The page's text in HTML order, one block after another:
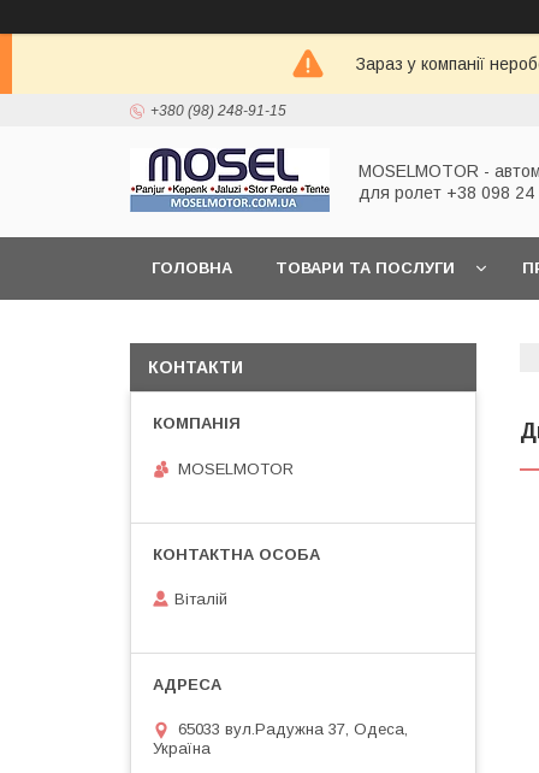
Зараз у компанії
+380 (98) 248-91-15
MOSELMOTOR -
для ролет +38 098 24
ГОЛОВНА ТОВАРИ ТА ПОСЛУГИ
КОНТАКТИ
MOSELMOTOR
Віталій
65033 вул.Радужна 37, Одеса,
Україна